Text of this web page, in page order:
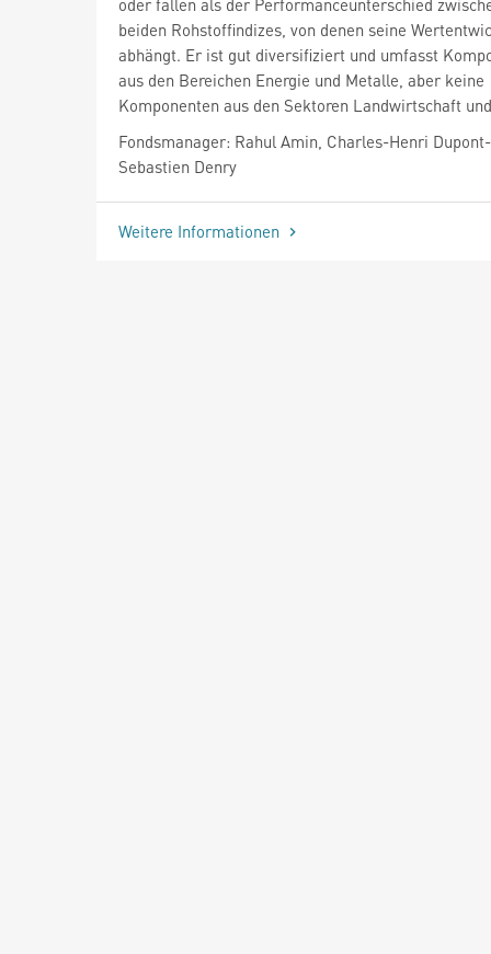
beiden Rohstoffindizes, von denen seine
abhängt. Er ist gut diversifiziert und umfasst
aus den Bereichen Energie und Metalle, aber keine
Komponenten aus den Sektoren Landwirtschaft
Fondsmanager: Rahul Amin, Charles-Henri
Sebastien Denry
Weitere Informationen